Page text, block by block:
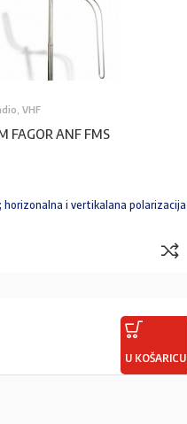
VHF
FAGOR ANF FMS
horizonalna i vertikalana polarizacija
U KOŠARICU